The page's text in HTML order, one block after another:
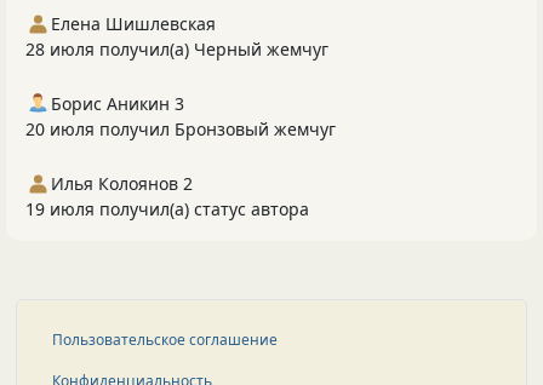
Елена Шишлевская
28 июля получил(а) Черный жемчуг
Борис Аникин 3
20 июля получил Бронзовый жемчуг
Илья Колоянов 2
19 июля получил(а) статус автора
Пользовательское соглашение
Конфиденциальность